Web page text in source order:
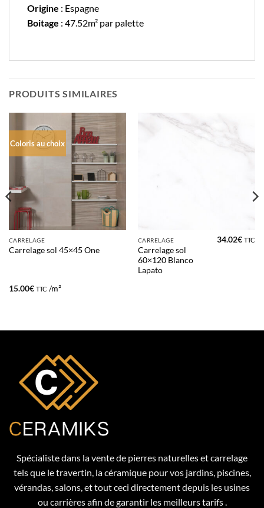
Origine : Espagne
Boitage : 47.52m² par palette
PRODUITS SIMILAIRES
Coloris au choix
CARRELAGE
Carrelage sol 45×45 One
15.00€ TTC /m²
CARRELAGE
Carrelage sol
60×120 Blanco
Lapato
34.02€ TTC
Spécialiste dans la vente de pierres naturelles et carrelage
tels que le travertin, la céramique pour vos jardins, piscines,
vérandas, salons, et tout ceci directement depuis les usines
ou carrières afin de garantir les meilleurs tarifs .